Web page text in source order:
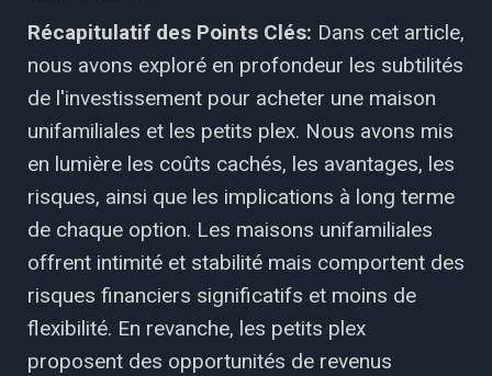
Récapitulatif des Points Clés: Dans cet article,
nous avons exploré en profondeur les subtilités
de l'investissement pour acheter une maison
unifamiliales et les petits plex. Nous avons mis
en lumière les coûts cachés, les avantages, les
risques, ainsi que les implications à long terme
de chaque option. Les maisons unifamiliales
offrent intimité et stabilité mais comportent des
risques financiers significatifs et moins de
flexibilité. En revanche, les petits plex
proposent des opportunités de revenus